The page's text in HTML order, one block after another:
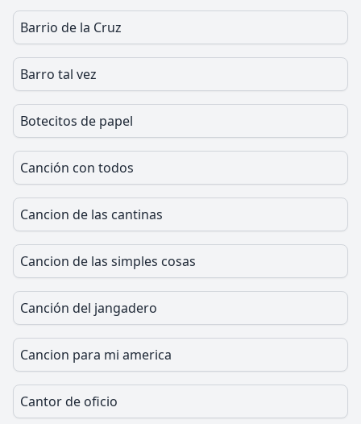
Barrio de la Cruz
Barro tal vez
Botecitos de papel
Canción con todos
Cancion de las cantinas
Cancion de las simples cosas
Canción del jangadero
Cancion para mi america
Cantor de oficio